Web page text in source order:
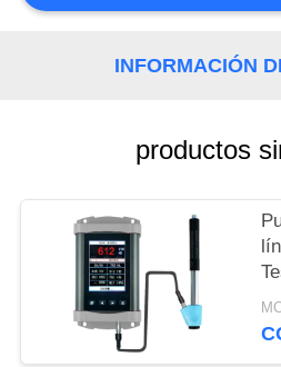
PRIVACY
POLICY
INFORMACIÓN
productos